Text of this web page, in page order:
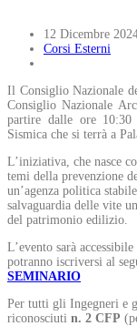
12 Dicembre
Corsi Esterni
Il Consiglio Nazionale
Consiglio Nazionale
partire dalle ore 10:30
Sismica che si terrà a
L’iniziativa, che nasce
temi della prevenzione
un’agenza politica
salvaguardia delle vite
del patrimonio edilizio.
L’evento sarà
potranno iscriversi al
SEMINARIO
Per tutti gli Ingegneri e
riconosciuti n. 2 CFP